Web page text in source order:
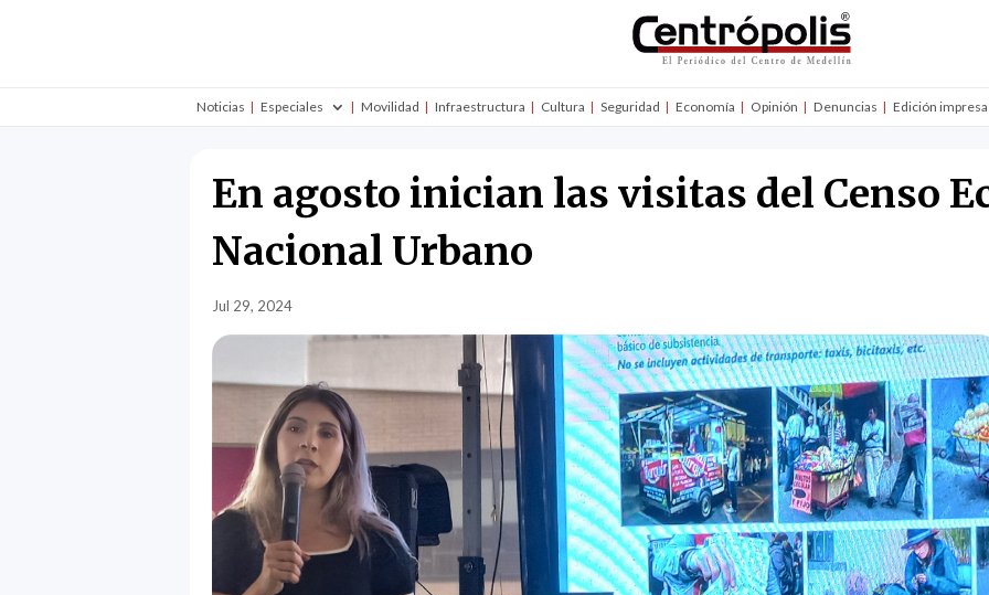
Noticias Especiales Movilidad Infraestructura Cultura Seguridad Economía Opinión Denuncias Edición impresa
En agosto inician las visitas del Censo
Nacional Urbano
Jul 29, 2024